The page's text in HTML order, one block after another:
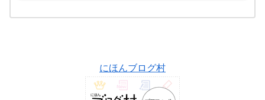
にほんブログ村